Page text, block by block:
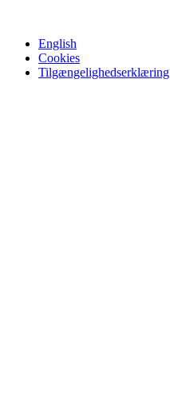
English
Cookies
Tilgængelighedserklæring